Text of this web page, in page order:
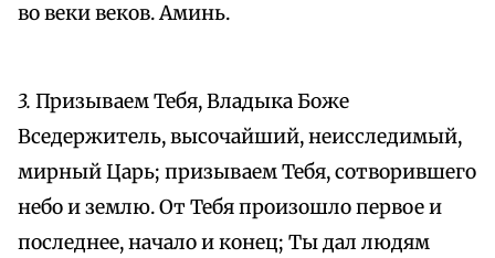
во веки веков. Аминь.
3. Призываем Тебя, Владыка Боже
Вседержитель, высочайший, неисследимый,
мирный Царь; призываем Тебя, сотворившего
небо и землю. От Тебя произошло первое и
последнее, начало и конец; Ты дал людям